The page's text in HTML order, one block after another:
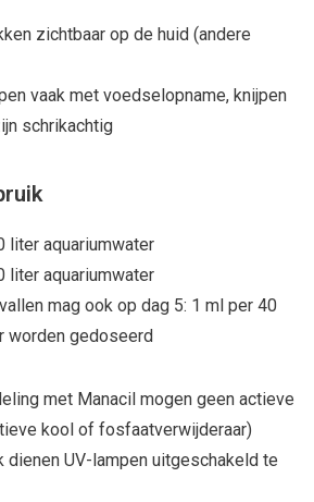
zichtbaar op de huid (andere
vaak met voedselopname, knijpen
schrikachtig
liter aquariumwater
liter aquariumwater
mag ook op dag 5: 1 ml per 40
worden gedoseerd
met Manacil mogen geen actieve
kool of fosfaatverwijderaar)
dienen UV-lampen uitgeschakeld te